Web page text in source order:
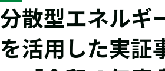
分散型エネルギ
を活用した実証